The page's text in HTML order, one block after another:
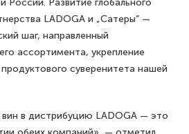
России. Развитие глобального
LADOGA и „Сатеры“ —
шаг, направленный
ассортимента, укрепление
суверенитета нашей
в дистрибуцию LADOGA — это